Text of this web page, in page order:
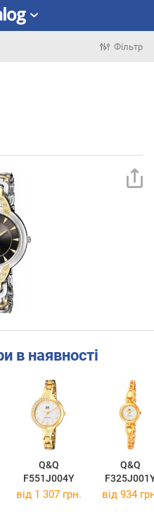
Фільтр
в наявності
Q&Q
F551J004Y
Q&Q
від 1 307 грн. від 934